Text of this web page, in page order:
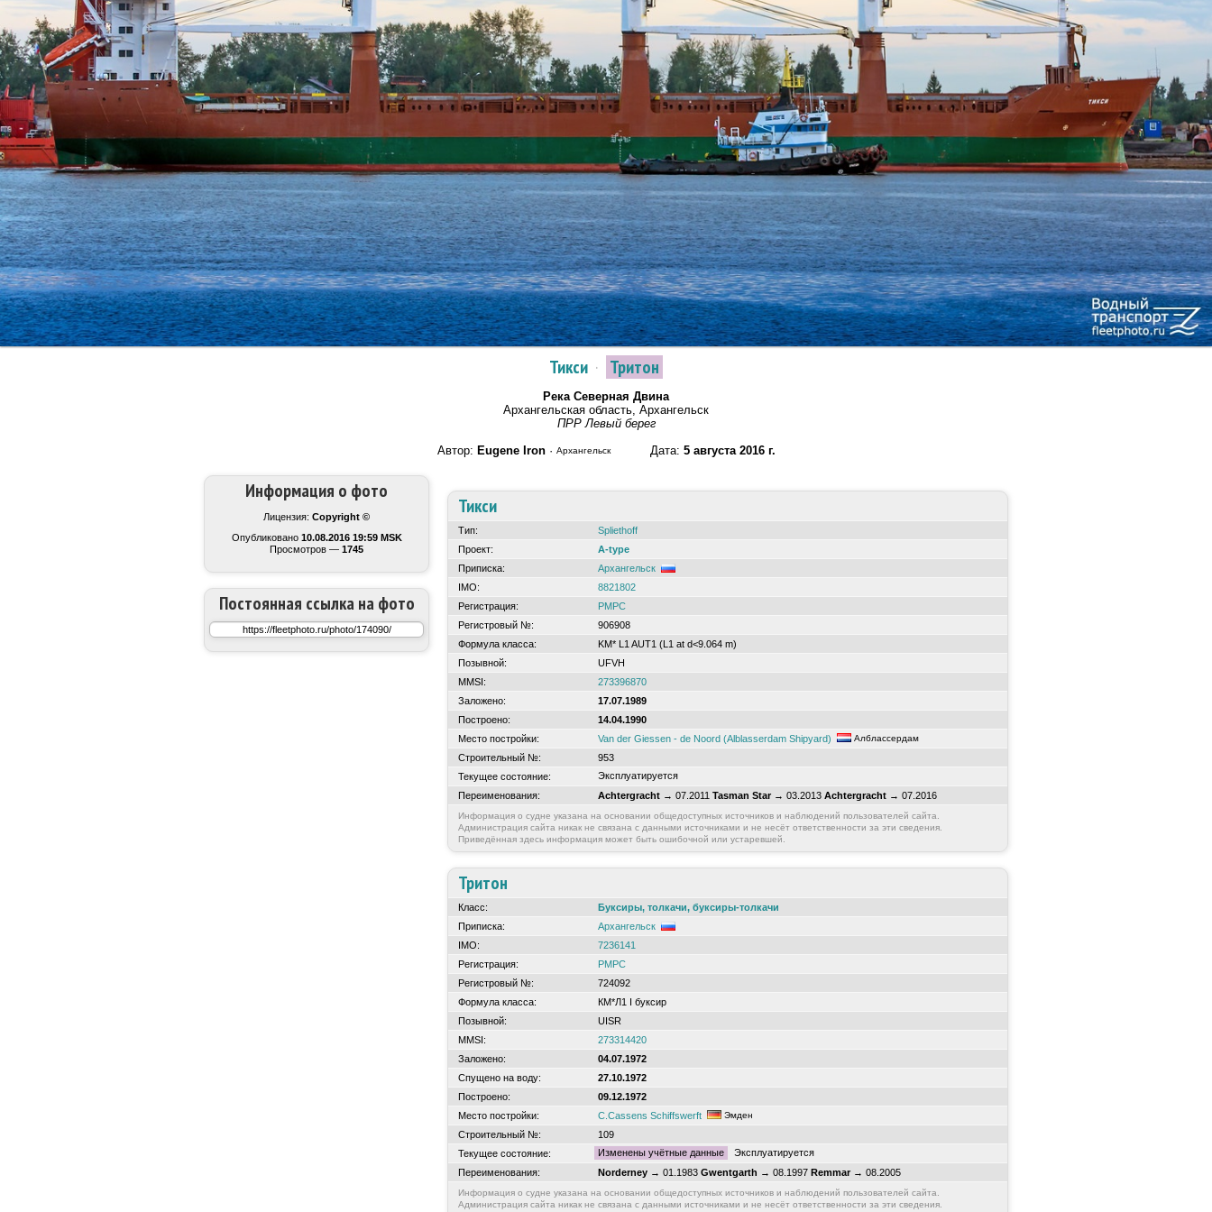
Тикси · Тритон
Река Северная Двина
Архангельская область, Архангельск
ПРР Левый берег
Автор: Eugene Iron· АрхангельскДата: 5 августа 2016 г.
Информация о фото
Лицензия: Copyright ©
Опубликовано 10.08.2016 19:59 MSK
Просмотров — 1745
Постоянная ссылка на фото
Тикси
Тип:
Spliethoff
Проект:
A-type
Приписка:
Архангельск
IMO:
8821802
Регистрация:
РМРС
Регистровый №:
906908
Формула класса:
KM* L1 AUT1 (L1 at d<9.064 m)
Позывной:
UFVH
MMSI:
273396870
Заложено:
17.07.1989
Построено:
14.04.1990
Место постройки:
Van der Giessen - de Noord (Alblasserdam Shipyard) Алблассердам
Строительный №:
953
Текущее состояние:
Эксплуатируется
Переименования:
Achtergracht → 07.2011 Tasman Star → 03.2013 Achtergracht → 07.2016
Информация о судне указана на основании общедоступных источников и наблюдений пользователей сайта.
Администрация сайта никак не связана с данными источниками и не несёт ответственности за эти сведения.
Приведённая здесь информация может быть ошибочной или устаревшей.
Тритон
Класс:
Буксиры, толкачи, буксиры-толкачи
Приписка:
Архангельск
IMO:
7236141
Регистрация:
РМРС
Регистровый №:
724092
Формула класса:
КМ*Л1 I буксир
Позывной:
UISR
MMSI:
273314420
Заложено:
04.07.1972
Спущено на воду:
27.10.1972
Построено:
09.12.1972
Место постройки:
C.Cassens Schiffswerft Эмден
Строительный №:
109
Текущее состояние:
Изменены учётные данные
Эксплуатируется
Переименования:
Norderney → 01.1983 Gwentgarth → 08.1997 Remmar → 08.2005
Информация о судне указана на основании общедоступных источников и наблюдений пользователей сайта.
Администрация сайта никак не связана с данными источниками и не несёт ответственности за эти сведения.